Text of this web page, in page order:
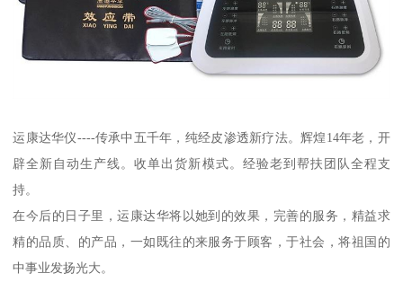
运康达华仪----传承中五千年，纯经皮渗透新疗法。辉煌14年老，开
辟全新自动生产线。收单出货新模式。经验老到帮扶团队全程支
持。
在今后的日子里，运康达华将以她到的效果，完善的服务，精益求
精的品质、的产品，一如既往的来服务于顾客，于社会，将祖国的
中事业发扬光大。